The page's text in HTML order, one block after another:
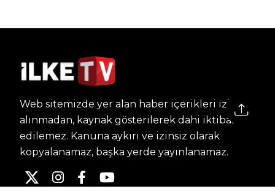
Web sitemizde yer alan haber içerikleri izin
alınmadan, kaynak gösterilerek dahi iktibas
edilemez. Kanuna aykırı ve izinsiz olarak
kopyalanamaz, başka yerde yayınlanamaz.